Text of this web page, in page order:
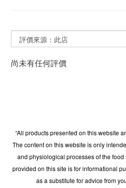
尚未有任何評價
“All products presented on this website
The content on this website is only
and physiological processes of the
provided on this site is for informational
as a substitute for advice from